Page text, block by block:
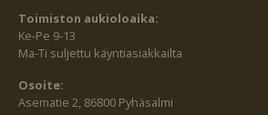
Toimiston aukioloaika:
Ke-Pe 9-13
Ma-Ti suljettu käyntiasiakkailta
Osoite:
Asematie 2, 86800 Pyhäsalmi